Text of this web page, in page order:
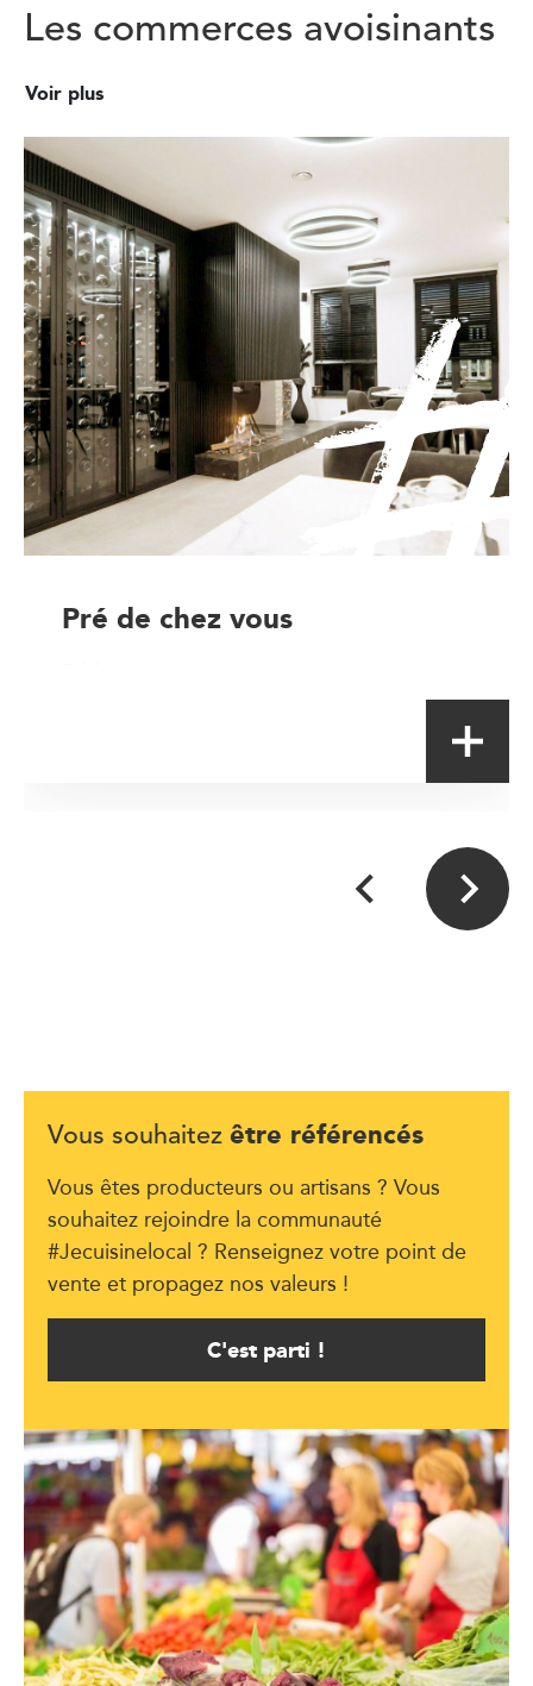
Les commerces avoisinants
Voir plus
Pré de chez vous
Vous souhaitez être référencés
Vous êtes producteurs ou artisans ? Vous
souhaitez rejoindre la communauté
#Jecuisinelocal ? Renseignez votre point de
vente et propagez nos valeurs !
C'est parti !